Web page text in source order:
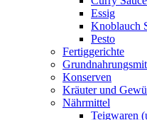
Essig
Knoblauch
Pesto
Fertiggerichte
Konserven
Kräuter und
Nährmittel
Teigwaren